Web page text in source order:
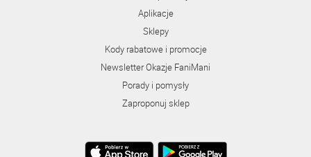
Aplikacje
Sklepy
Kody rabatowe i promocje
Newsletter Okazje FaniMani
Porady i pomysły
Zaproponuj sklep